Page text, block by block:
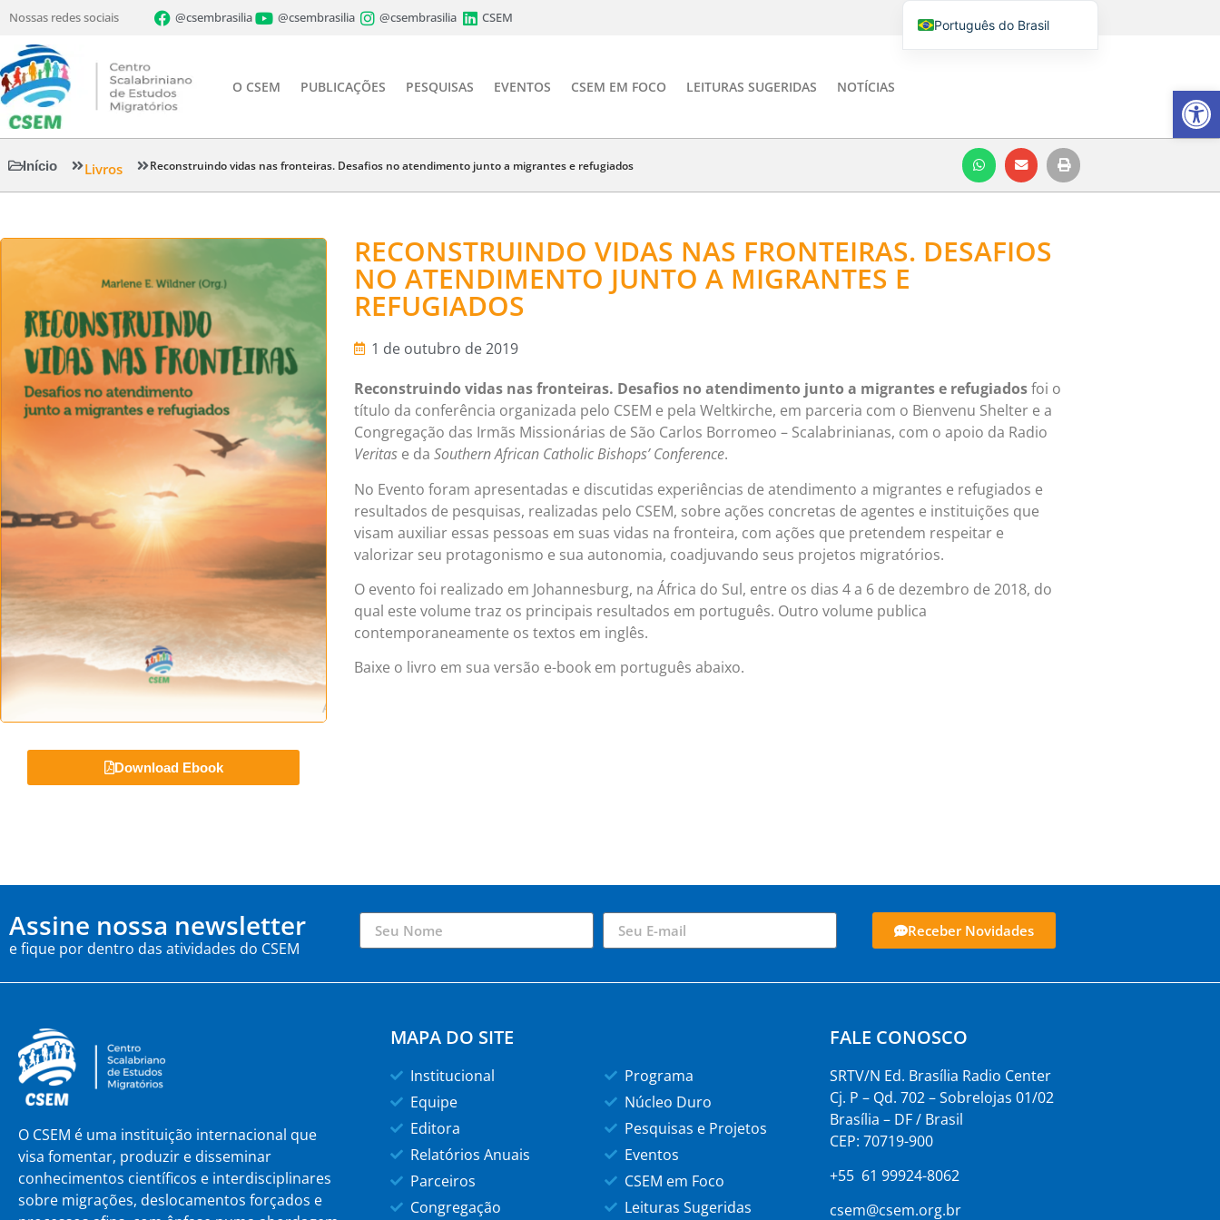
Nossas redes sociais @csembrasilia @csembrasilia @csembrasilia CSEM
O CSEM PUBLICAÇÕES PESQUISAS EVENTOS CSEM EM FOCO LEITURAS SUGERIDAS NOTÍCIAS
Início Livros Reconstruindo vidas nas fronteiras. Desafios no atendimento junto a migrantes e refugiados
Download Ebook
RECONSTRUINDO VIDAS NAS FRONTEIRAS. DESAFIOS
NO ATENDIMENTO JUNTO A MIGRANTES E
REFUGIADOS
1 de outubro de 2019
Reconstruindo vidas nas fronteiras. Desafios no atendimento junto a migrantes e refugiadosfoi o
título da conferência organizada pelo CSEM e pela Weltkirche, em parceria com o Bienvenu Shelter e a
Congregação das Irmãs Missionárias de São Carlos Borromeo – Scalabrinianas, com o apoio da Radio
Veritas e da Southern African Catholic Bishops’ Conference.
No Evento foram apresentadas e discutidas experiências de atendimento a migrantes e refugiados e
resultados de pesquisas, realizadas pelo CSEM, sobre ações concretas de agentes e instituições que
visam auxiliar essas pessoas em suas vidas na fronteira, com ações que pretendem respeitar e
valorizar seu protagonismo e sua autonomia, coadjuvando seus projetos migratórios.
O evento foi realizado em Johannesburg, na África do Sul, entre os dias 4 a 6 de dezembro de 2018, do
qual este volume traz os principais resultados em português. Outro volume publica
contemporaneamente os textos em inglês.
Baixe o livro em sua versão e-book em português abaixo.
Assine nossa newsletter
e fique por dentro das atividades do CSEM
Receber Novidades
O CSEM é uma instituição internacional que
visa fomentar, produzir e disseminar
conhecimentos científicos e interdisciplinares
sobre migrações, deslocamentos forçados e
MAPA DO SITE
Institucional
Equipe
Editora
Relatórios Anuais
Parceiros
Congregação
Programa
Núcleo Duro
Pesquisas e Projetos
Eventos
CSEM em Foco
Leituras Sugeridas
FALE CONOSCO
SRTV/N Ed. Brasília Radio Center
Cj. P – Qd. 702 – Sobrelojas 01/02
Brasília – DF / Brasil
CEP: 70719-900
+55 61 99924-8062
csem@csem.org.br
Barra de
Português do Brasil